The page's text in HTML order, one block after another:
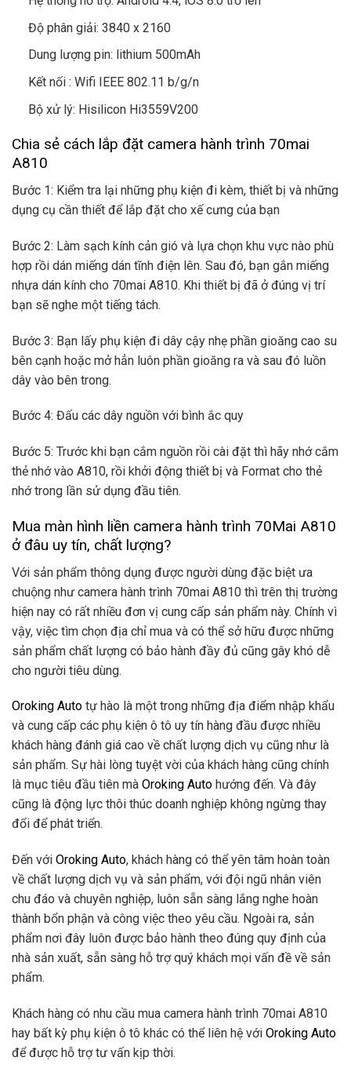
Độ phân giải: 3840 x 2160
Dung lượng pin: lithium 500mAh
Kết nối : Wifi IEEE 802.11 b/g/n
Bộ xử lý: Hisilicon Hi3559V200
Chia sẻ cách lắp đặt camera hành trình 70mai
A810
Bước 1: Kiểm tra lại những phụ kiện đi kèm, thiết bị và những
dụng cụ cần thiết để lắp đặt cho xế cưng của bạn
Bước 2: Làm sạch kính cản gió và lựa chọn khu vực nào phù
hợp rồi dán miếng dán tĩnh điện lên. Sau đó, bạn gắn miếng
nhựa dán kính cho 70mai A810. Khi thiết bị đã ở đúng vị trí
bạn sẽ nghe một tiếng tách.
Bước 3: Bạn lấy phụ kiện đi dây cậy nhẹ phần gioăng cao su
bên cạnh hoặc mở hẳn luôn phần gioăng ra và sau đó luồn
dây vào bên trong.
Bước 4: Đấu các dây nguồn với bình ắc quy
Bước 5: Trước khi bạn cắm nguồn rồi cài đặt thì hãy nhớ cắm
thẻ nhớ vào A810, rồi khởi động thiết bị và Format cho thẻ
nhớ trong lần sử dụng đầu tiên.
Mua màn hình liền camera hành trình 70Mai A810
ở đâu uy tín, chất lượng?
Với sản phẩm thông dụng được người dùng đặc biệt ưa
chuộng như camera hành trình 70mai A810 thì trên thị trường
hiện nay có rất nhiều đơn vị cung cấp sản phẩm này. Chính vì
vậy, việc tìm chọn địa chỉ mua và có thể sở hữu được những
sản phẩm chất lượng có bảo hành đầy đủ cũng gây khó dễ
cho người tiêu dùng.
Oroking Auto tự hào là một trong những địa điểm nhập khẩu
và cung cấp các phụ kiện ô tô uy tín hàng đầu được nhiều
khách hàng đánh giá cao về chất lượng dịch vụ cũng như là
sản phẩm. Sự hài lòng tuyệt vời của khách hàng cũng chính
là mục tiêu đầu tiên mà Oroking Auto hướng đến. Và đây
cũng là động lực thôi thúc doanh nghiệp không ngừng thay
đổi để phát triển.
Đến với Oroking Auto, khách hàng có thể yên tâm hoàn toàn
về chất lượng dịch vụ và sản phẩm, với đội ngũ nhân viên
chu đáo và chuyên nghiệp, luôn sẵn sàng lắng nghe hoàn
thành bổn phận và công việc theo yêu cầu. Ngoài ra, sản
phẩm nơi đây luôn được bảo hành theo đúng quy định của
nhà sản xuất, sẵn sàng hỗ trợ quý khách mọi vấn đề về sản
phẩm.
Khách hàng có nhu cầu mua camera hành trình 70mai A810
hay bất kỳ phụ kiện ô tô khác có thể liên hệ với Oroking Auto
để được hỗ trợ tư vấn kịp thời.